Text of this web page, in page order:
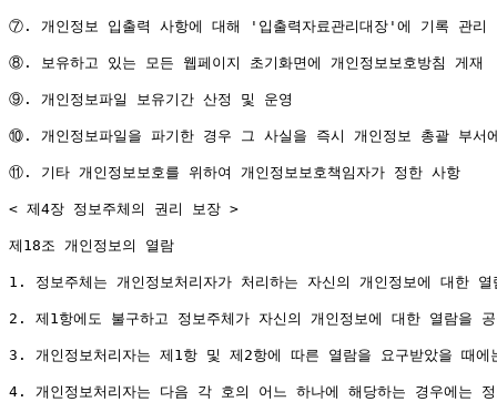
⑦. 개인정보 입출력 사항에 대해 '입출력자료관리대장'에 기록 관리
⑧. 보유하고 있는 모든 웹페이지 초기화면에 개인정보보호방침 게재
⑨. 개인정보파일 보유기간 산정 및 운영
⑩. 개인정보파일을 파기한 경우 그 사실을 즉시 개인정보 총괄 부서
⑪. 기타 개인정보보호를 위하여 개인정보보호책임자가 정한 사항
< 제4장 정보주체의 권리 보장 >
제18조 개인정보의 열람
1. 정보주체는 개인정보처리자가 처리하는 자신의 개인정보에 대한
2. 제1항에도 불구하고 정보주체가 자신의 개인정보에 대한 열람을
3. 개인정보처리자는 제1항 및 제2항에 따른 열람을 요구받았을 때
4. 개인정보처리자는 다음 각 호의 어느 하나에 해당하는 경우에는